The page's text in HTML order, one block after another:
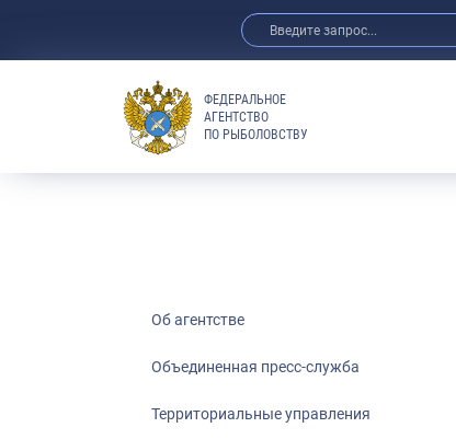
ФЕДЕРАЛЬНОЕ
АГЕНТСТВО
ПО РЫБОЛОВСТВУ
Об агентстве
Объединенная пресс-служба
Территориальные управления